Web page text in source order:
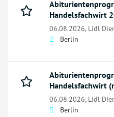
Handelsfachwirt
06.08.2026, Lidl
Berlin
Handelsfachwirt
06.08.2026, Lidl
Berlin